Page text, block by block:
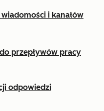
i kanałów
przepływów pracy
odpowiedzi